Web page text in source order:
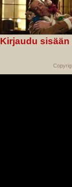
Kirjaudu sisään